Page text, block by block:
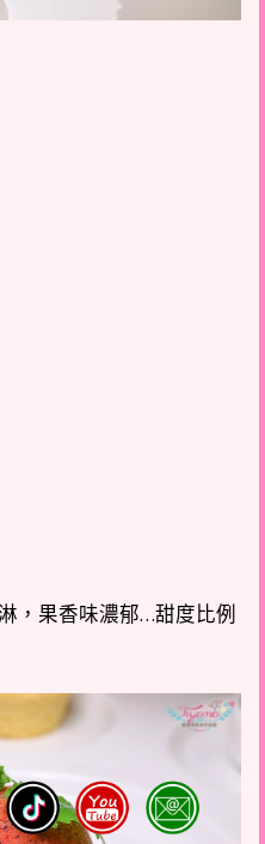
，果香味濃郁…甜度比例